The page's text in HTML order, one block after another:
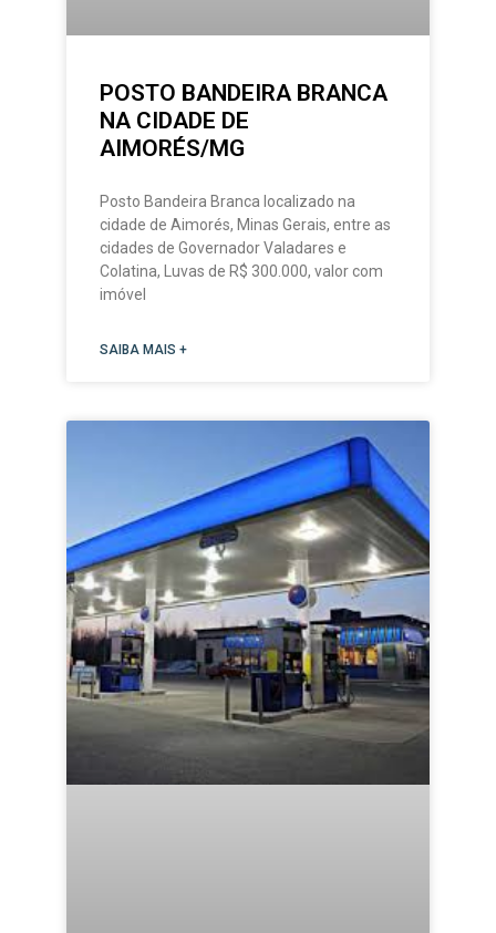
POSTO BANDEIRA BRANCA
NA CIDADE DE
AIMORÉS/MG
Posto Bandeira Branca localizado na
cidade de Aimorés, Minas Gerais, entre as
cidades de Governador Valadares e
Colatina, Luvas de R$ 300.000, valor com
imóvel
SAIBA MAIS +